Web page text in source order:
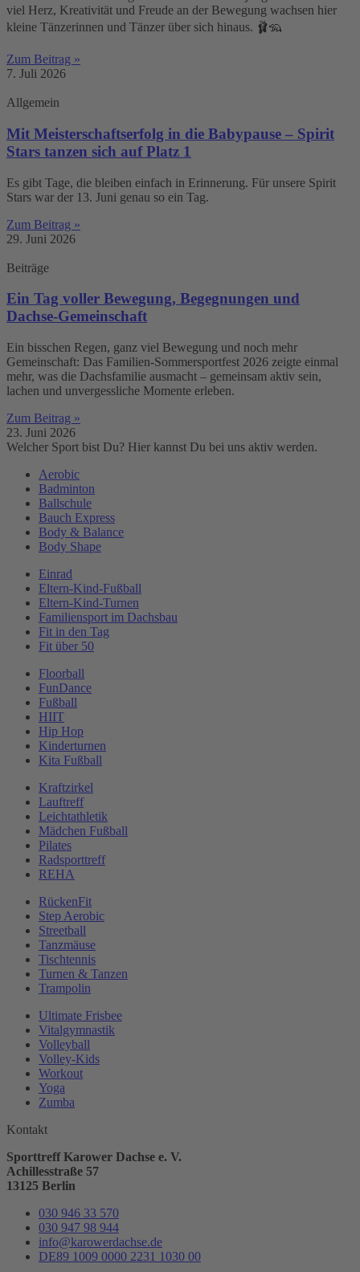
viel Herz, Kreativität und Freude an der Bewegung wachsen hier
kleine Tänzerinnen und Tänzer über sich hinaus. 🩰🦡
Zum Beitrag »
7. Juli 2026
Allgemein
Mit Meisterschaftserfolg in die Babypause – Spirit
Stars tanzen sich auf Platz 1
Es gibt Tage, die bleiben einfach in Erinnerung. Für unsere Spirit
Stars war der 13. Juni genau so ein Tag.
Zum Beitrag »
29. Juni 2026
Beiträge
Ein Tag voller Bewegung, Begegnungen und
Dachse-Gemeinschaft
Ein bisschen Regen, ganz viel Bewegung und noch mehr
Gemeinschaft: Das Familien-Sommersportfest 2026 zeigte einmal
mehr, was die Dachsfamilie ausmacht – gemeinsam aktiv sein,
lachen und unvergessliche Momente erleben.
Zum Beitrag »
23. Juni 2026
Welcher Sport bist Du? Hier kannst Du bei uns aktiv werden.
Aerobic
Badminton
Ballschule
Bauch Express
Body & Balance
Body Shape
Einrad
Eltern-Kind-Fußball
Eltern-Kind-Turnen
Familiensport im Dachsbau
Fit in den Tag
Fit über 50
Floorball
FunDance
Fußball
HIIT
Hip Hop
Kinderturnen
Kita Fußball
Kraftzirkel
Lauftreff
Leichtathletik
Mädchen Fußball
Pilates
Radsporttreff
REHA
RückenFit
Step Aerobic
Streetball
Tanzmäuse
Tischtennis
Turnen & Tanzen
Trampolin
Ultimate Frisbee
Vitalgymnastik
Volleyball
Volley-Kids
Workout
Yoga
Zumba
Kontakt
Sporttreff Karower Dachse e. V.
Achillesstraße 57
13125 Berlin
030 946 33 570
030 947 98 944
info@karowerdachse.de
DE89 1009 0000 2231 1030 00